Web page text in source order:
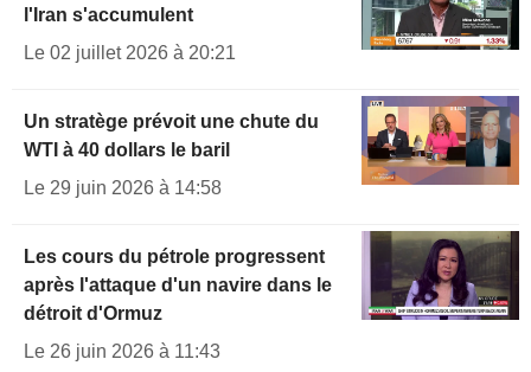
l'Iran s'accumulent
Le 02 juillet 2026 à 20:21
Un stratège prévoit une chute du
WTI à 40 dollars le baril
Le 29 juin 2026 à 14:58
Les cours du pétrole progressent
après l'attaque d'un navire dans le
détroit d'Ormuz
Le 26 juin 2026 à 11:43